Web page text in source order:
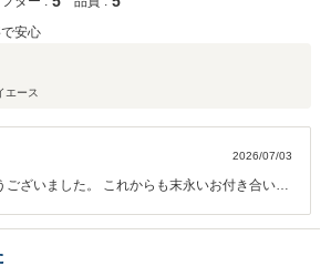
安心
エース
2026/07/03
ございました。 これからも末永いお付き合いよ